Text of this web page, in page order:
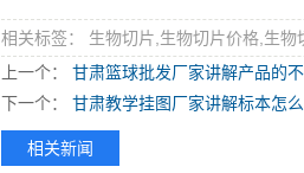
相关标签： 生物切片,生物切片价格,生物
上一个：
甘肃篮球批发厂家讲解产品的
下一个：
甘肃教学挂图厂家讲解标本怎
相关新闻